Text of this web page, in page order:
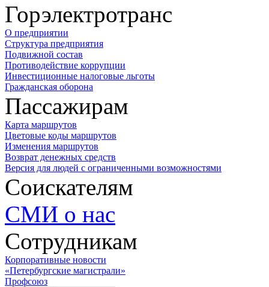
Горэлектротранс
О предприятии
Структура предприятия
Подвижной состав
Противодействие коррупции
Инвестиционные налоговые льготы
Гражданская оборона
Пассажирам
Карта маршрутов
Цветовые коды маршрутов
Изменения маршрутов
Возврат денежных средств
Версия для людей с ограниченными возможностями
Соискателям
СМИ о нас
Сотрудникам
Корпоративные новости
«Петербургские магистрали»
Профсоюз